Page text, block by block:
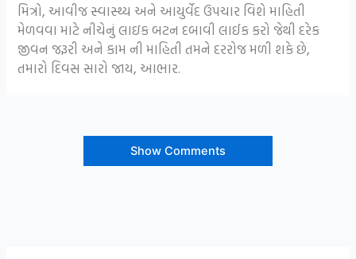
મિત્રો, આવીજ સ્વાસ્થ્ય અને આયુર્વેદ ઉપચાર વિશે માહિતી
મેળવવા માટે નીચેનું લાઇક બટન દબાવી લાઈક કરો જેથી દરેક
જીવન જરૂરી અને કામ ની માહિતી તમને દરરોજ મળી શકે છે,
તમારો દિવસ સારો જાય, આભાર.
Show Comments